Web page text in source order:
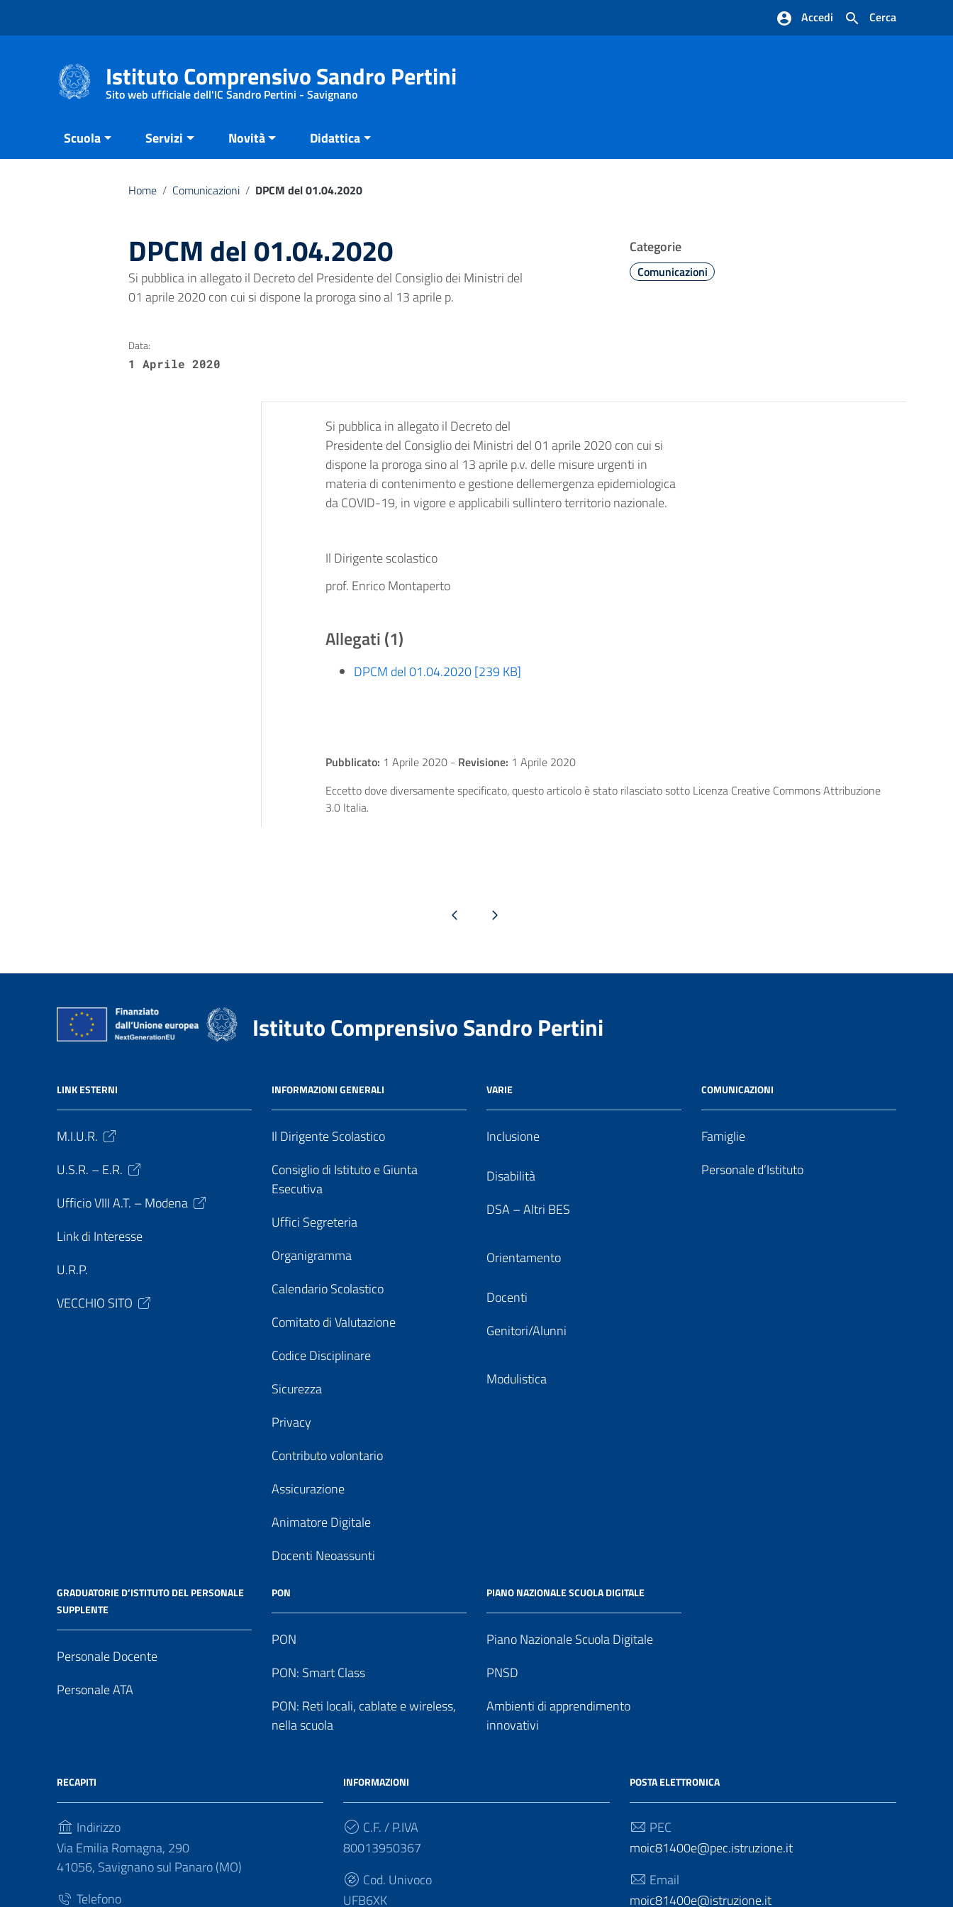
Cerca
Accedi
Istituto Comprensivo Sandro Pertini
Sito web ufficiale dell'IC Sandro Pertini - Savignano
Scuola Servizi Novità Didattica
Home / Comunicazioni / DPCM del 01.04.2020
DPCM del 01.04.2020
Si pubblica in allegato il Decreto del Presidente del Consiglio dei Ministri del
01 aprile 2020 con cui si dispone la proroga sino al 13 aprile p.
Categorie
Comunicazioni
Data:
1 Aprile 2020
Si pubblica in allegato il Decreto del
Presidente del Consiglio dei Ministri del 01 aprile 2020 con cui si
dispone la proroga sino al 13 aprile p.v. delle misure urgenti in
materia di contenimento e gestione dellemergenza epidemiologica
da COVID-19, in vigore e applicabili sullintero territorio nazionale.
Il Dirigente scolastico
prof. Enrico Montaperto
Allegati (1)
DPCM del 01.04.2020 [239 KB]
Pubblicato: 1 Aprile 2020 - Revisione: 1 Aprile 2020
Eccetto dove diversamente specificato, questo articolo è stato rilasciato sotto Licenza Creative Commons Attribuzione
3.0 Italia.
Pagina precedentePagina successiva
Istituto Comprensivo Sandro Pertini
LINK ESTERNI
M.I.U.R.
U.S.R. – E.R.
Ufficio VIII A.T. – Modena
Link di Interesse
U.R.P.
VECCHIO SITO
INFORMAZIONI GENERALI
Il Dirigente Scolastico
Consiglio di Istituto e Giunta
Esecutiva
Uffici Segreteria
Organigramma
Calendario Scolastico
Comitato di Valutazione
Codice Disciplinare
Sicurezza
Privacy
Contributo volontario
Assicurazione
Animatore Digitale
Docenti Neoassunti
VARIE
Inclusione
Disabilità
DSA – Altri BES
Orientamento
Docenti
Genitori/Alunni
Modulistica
COMUNICAZIONI
Famiglie
Personale d’Istituto
GRADUATORIE D’ISTITUTO DEL PERSONALE
SUPPLENTE
Personale Docente
Personale ATA
PON
PON
PON: Smart Class
PON: Reti locali, cablate e wireless,
nella scuola
PIANO NAZIONALE SCUOLA DIGITALE
Piano Nazionale Scuola Digitale
PNSD
Ambienti di apprendimento
innovativi
RECAPITI
Indirizzo
Via Emilia Romagna, 290
41056, Savignano sul Panaro (MO)
Telefono
INFORMAZIONI
C.F. / P.IVA
80013950367
Cod. Univoco
UFB6XK
POSTA ELETTRONICA
PEC
moic81400e@pec.istruzione.it
Email
moic81400e@istruzione.it